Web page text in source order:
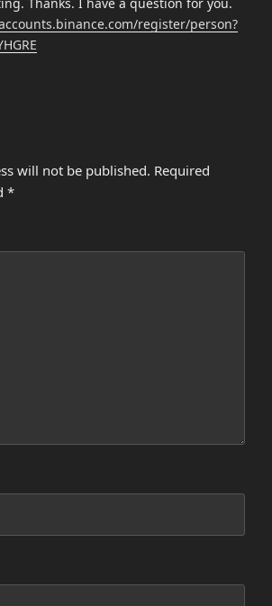
Thanks. I have a question for you.
register/person?
will not be published. Required
*